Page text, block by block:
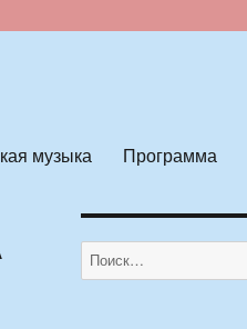
музыка Программа
Искать: